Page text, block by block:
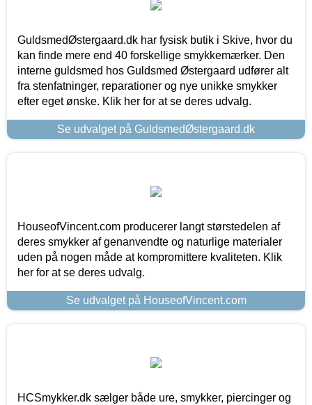
GuldsmedØstergaard.dk har fysisk butik i Skive, hvor du
kan finde mere end 40 forskellige smykkemærker. Den
interne guldsmed hos Guldsmed Østergaard udfører alt
fra stenfatninger, reparationer og nye unikke smykker
efter eget ønske. Klik her for at se deres udvalg.
Se udvalget på GuldsmedØstergaard.dk
HouseofVincent.com producerer langt størstedelen af
deres smykker af genanvendte og naturlige materialer
uden på nogen måde at kompromittere kvaliteten. Klik
her for at se deres udvalg.
Se udvalget på HouseofVincent.com
HCSmykker.dk sælger både ure, smykker, piercinger og